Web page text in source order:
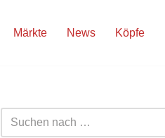
Märkte News Köpfe